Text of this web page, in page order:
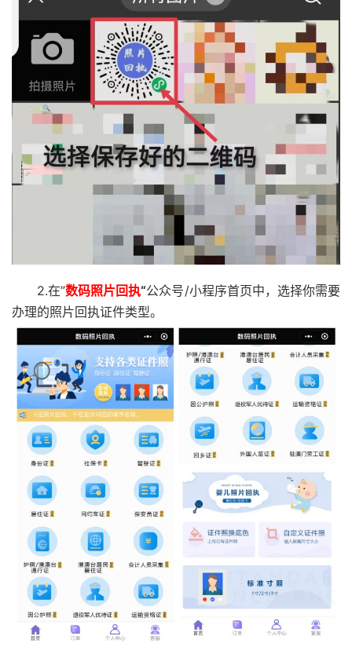
2.在”数码照片回执“公众号/小程序首页中，选择你需要
办理的照片回执证件类型。